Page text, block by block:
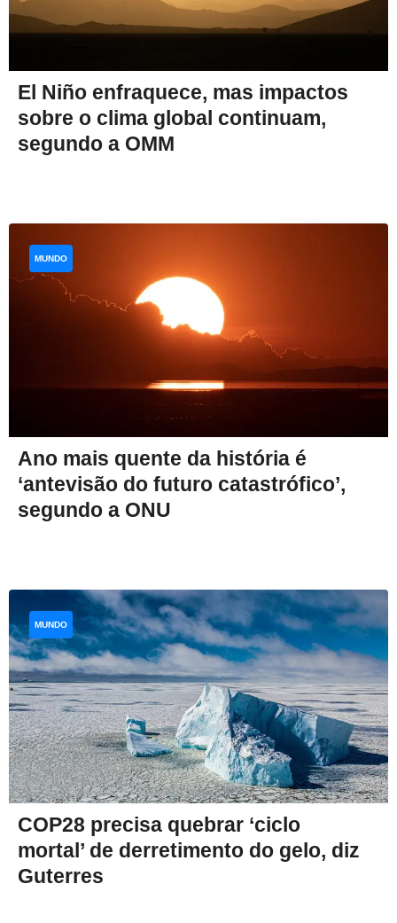
El Niño enfraquece, mas impactos
sobre o clima global continuam,
segundo a OMM
Ano mais quente da história é
‘antevisão do futuro catastrófico’,
segundo a ONU
MUNDO
COP28 precisa quebrar ‘ciclo
mortal’ de derretimento do gelo, diz
Guterres
MUNDO